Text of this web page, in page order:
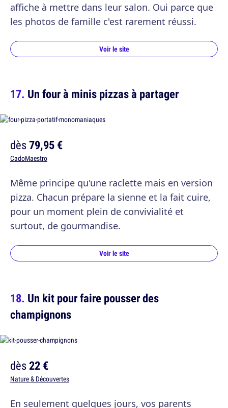
affiche à mettre dans leur salon. Oui parce que
les photos de famille c'est rarement réussi.
Voir le site
Un four à minis pizzas à partager
dès79,95 €
CadoMaestro
Même principe qu'une raclette mais en version
pizza. Chacun prépare la sienne et la fait cuire,
pour un moment plein de convivialité et
surtout, de gourmandise.
Voir le site
Un kit pour faire pousser des
champignons
dès22 €
Nature & Découvertes
En seulement quelques jours, vos parents